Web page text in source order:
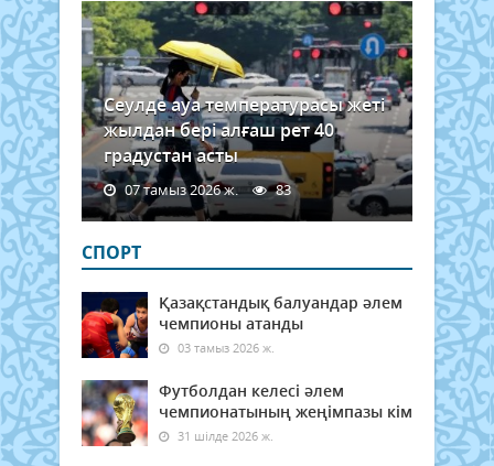
Сеулде ауа температурасы жеті
жылдан бері алғаш рет 40
градустан асты
07 тамыз 2026 ж. 83
СПОРТ
Қазақстандық балуандар әлем
чемпионы атанды
03 тамыз 2026 ж.
Футболдан келесі әлем
чемпионатының жеңімпазы кім
31 шілде 2026 ж.